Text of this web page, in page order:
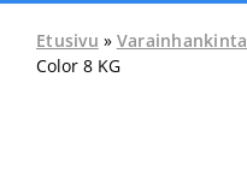
Etusivu » Varainhankinta
Color 8 KG